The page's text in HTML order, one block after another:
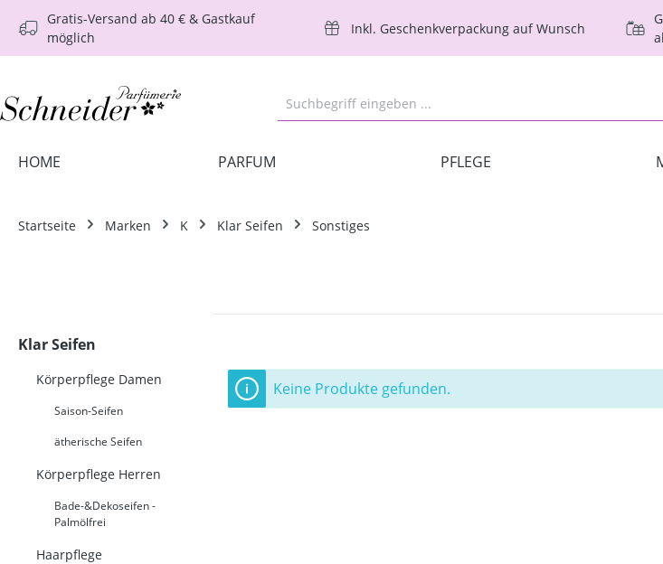
Hauptinhalt springen
Zur Suche springen
Zur Hauptnavigation springen
Gratis-Versand ab 40 € & Gastkauf
möglich
Inkl. Geschenkverpackung auf Wunsch
HOME PARFUM PFLEGE
Startseite Marken K Klar Seifen Sonstiges
Klar Seifen
Körperpflege Damen
Saison-Seifen
ätherische Seifen
Körperpflege Herren
Bade-&Dekoseifen -
Palmölfrei
Haarpflege
Keine Produkte gefunden.